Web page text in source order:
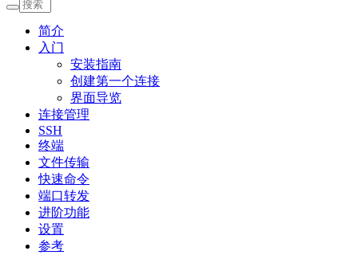
简介
入门
安装指南
创建第一个连接
界面导览
连接管理
SSH
终端
文件传输
快速命令
端口转发
进阶功能
设置
参考